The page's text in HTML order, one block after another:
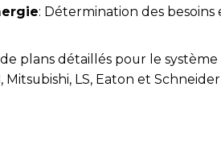
: Détermination des
plans détaillés pour le
LS, Eaton et